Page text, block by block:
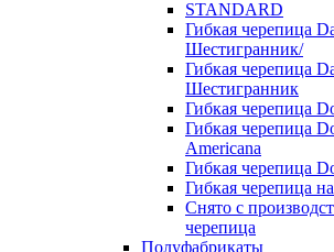
STANDARD
Гибкая черепица
Шестигранник/
Гибкая черепица
Шестигранник
Гибкая черепица
Гибкая черепица
Americana
Гибкая черепица
Гибкая черепица
Снято с
черепица
Полуфабрикаты